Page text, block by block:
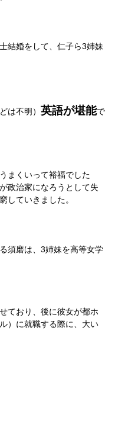
結婚をして、仁子ら3姉妹
は不明）英語が堪能で
まくいって裕福でした
政治家になろうとして失
していきました。
須磨は、3姉妹を高等女学
ており、後に彼女が都ホ
）に就職する際に、大い